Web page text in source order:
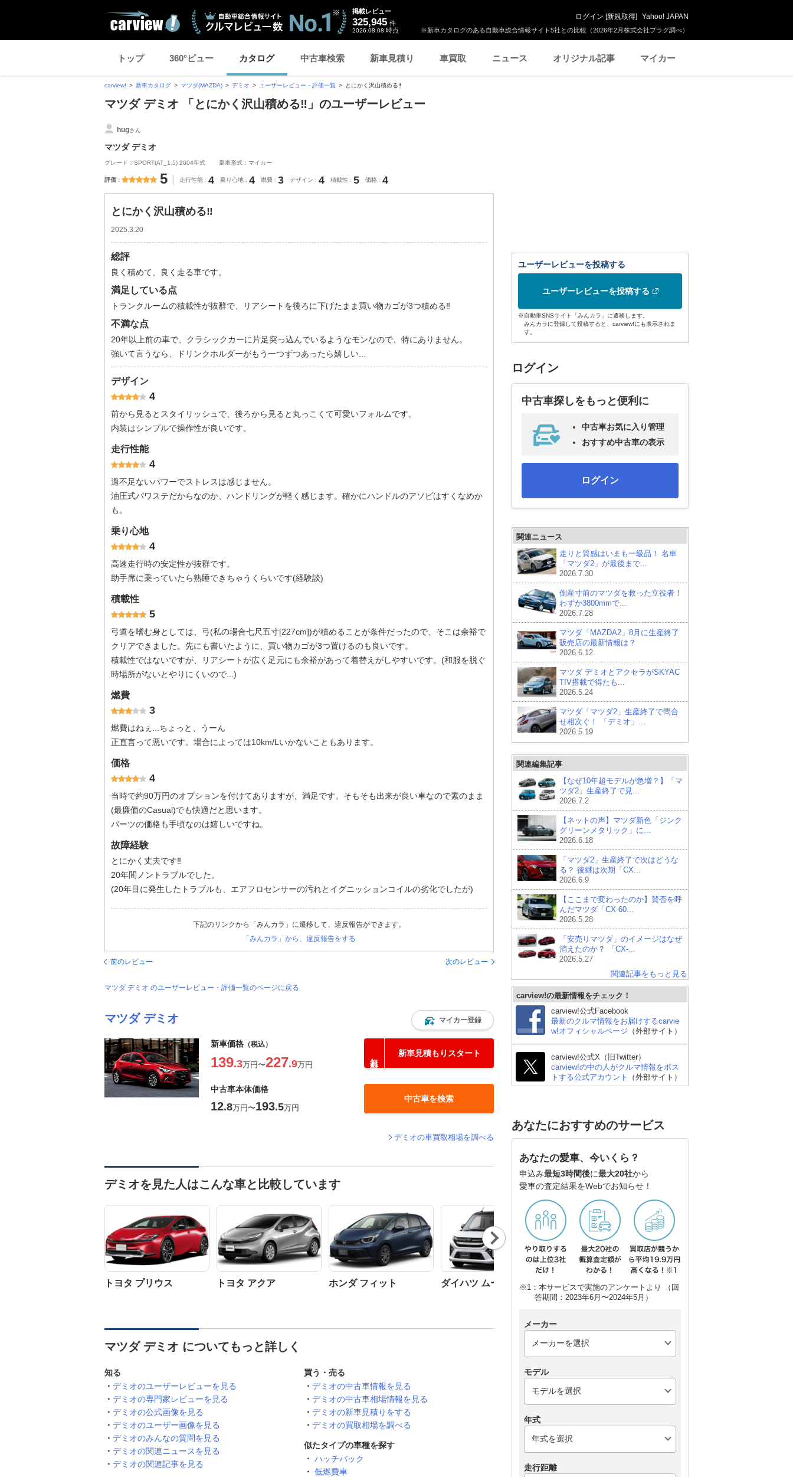
※新車カタログのある自動車総合情報サイト5社との比較（2026年2月株式会社プラグ調べ）
掲載レビュー
325,945 件
2026.08.08 時点
ログイン [新規取得] Yahoo! JAPAN
トップ 360°ビュー カタログ 中古車検索 新車見積り 車買取 ニュース オリジナル記事 マイカー
carview! 新車カタログ マツダ(MAZDA) デミオ ユーザーレビュー・評価一覧 とにかく沢山積める‼️
マツダ デミオ 「とにかく沢山積める‼️」のユーザーレビュー
hugさん
マツダ デミオ
グレード：SPORT(AT_1.5) 2004年式 乗車形式：マイカー
評価 5 走行性能 4 乗り心地 4 燃費 3 デザイン 4 積載性 5 価格 4
とにかく沢山積める‼️
2025.3.20
総評
良く積めて、良く走る車です。
満足している点
トランクルームの積載性が抜群で、リアシートを後ろに下げたまま買い物カゴが3つ積める‼️
不満な点
20年以上前の車で、クラシックカーに片足突っ込んでいるようなモンなので、特にありません。
強いて言うなら、ドリンクホルダーがもう一つずつあったら嬉しい...
デザイン
4
前から見るとスタイリッシュで、後ろから見ると丸っこくて可愛いフォルムです。
内装はシンプルで操作性が良いです。
走行性能
4
過不足ないパワーでストレスは感じません。
油圧式パワステだからなのか、ハンドリングが軽く感じます。確かにハンドルのアソビはすくなめか
も。
乗り心地
4
高速走行時の安定性が抜群です。
助手席に乗っていたら熟睡できちゃうくらいです(経験談)
積載性
5
弓道を嗜む身としては、弓(私の場合七尺五寸[227cm])が積めることが条件だったので、そこは余裕で
クリアできました。先にも書いたように、買い物カゴが3つ置けるのも良いです。
積載性ではないですが、リアシートが広く足元にも余裕があって着替えがしやすいです。(和服を脱ぐ
時場所がないとやりにくいので...)
燃費
3
燃費はねぇ...ちょっと、うーん
正直言って悪いです。場合によっては10km/Lいかないこともあります。
価格
4
当時で約90万円のオプションを付けてありますが、満足です。そもそも出来が良い車なので素のまま
(最廉価のCasual)でも快適だと思います。
パーツの価格も手頃なのは嬉しいですね。
故障経験
とにかく丈夫です‼️
20年間ノントラブルでした。
(20年目に発生したトラブルも、エアフロセンサーの汚れとイグニッションコイルの劣化でしたが)
下記のリンクから「みんカラ」に遷移して、違反報告ができます。
「みんカラ」から、違反報告をする
前のレビュー 次のレビュー
マツダ デミオ のユーザーレビュー・評価一覧のページに戻る
マツダ デミオ マイカー登録
新車価格 （税込）
139.3万円〜227.9万円
新車見積もりスタート
中古車本体価格
12.8万円〜193.5万円
中古車を検索
デミオの車買取相場を調べる
デミオを見た人はこんな車と比較しています
トヨタ プリウス トヨタ アクア ホンダ フィット ダイハツ ムーヴ スズキ アルト スズキ スイフト
Nex
t
マツダ デミオ についてもっと詳しく
知る
デミオのユーザーレビューを見る
デミオの専門家レビューを見る
デミオの公式画像を見る
デミオのユーザー画像を見る
デミオのみんなの質問を見る
デミオの関連ニュースを見る
デミオの関連記事を見る
買う・売る
デミオの中古車情報を見る
デミオの中古車相場情報を見る
デミオの新車見積りをする
デミオの買取相場を調べる
似たタイプの車種を探す
ハッチバック
低燃費車
ユーザーレビューを投稿する
ユーザーレビューを投稿する
※自動車SNSサイト「みんカラ」に遷移します。
みんカラに登録して投稿すると、carview!にも表示されま
す。
ログイン
中古車探しをもっと便利に
中古車お気に入り管理
おすすめ中古車の表示
ログイン
関連ニュース
走りと質感はいまも一級品！ 名車
「マツダ2」が最後まで...
2026.7.30
倒産寸前のマツダを救った立役者！
わずか3800mmで...
2026.7.28
マツダ「MAZDA2」8月に生産終了
販売店の最新情報は？
2026.6.12
マツダ デミオとアクセラがSKYAC
TIV搭載で得たも...
2026.5.24
マツダ「マツダ2」生産終了で問合
せ相次ぐ！ 「デミオ」...
2026.5.19
関連編集記事
【なぜ10年超モデルが急増？】「マ
ツダ2」生産終了で見...
2026.7.2
【ネットの声】マツダ新色「ジンク
グリーンメタリック」に...
2026.6.18
「マツダ2」生産終了で次はどうな
る？ 後継は次期「CX...
2026.6.9
【ここまで変わったのか】賛否を呼
んだマツダ「CX-60...
2026.5.28
「安売りマツダ」のイメージはなぜ
消えたのか？ 「CX-...
2026.5.27
関連記事をもっと見る
carview!の最新情報をチェック！
carview!公式Facebook
最新のクルマ情報をお届けするcarvie
w!オフィシャルページ （外部サイト）
carview!公式X（旧Twitter）
carview!の中の人がクルマ情報をポス
トする公式アカウント
（外部サイト）
あなたにおすすめのサービス
あなたの愛車、今いくら？
申込み最短3時間後に最大20社から
愛車の査定結果をWebでお知らせ！
※1：本サービスで実施のアンケートより （回
答期間：2023年6月〜2024年5月）
メーカー
モデル
年式
走行距離